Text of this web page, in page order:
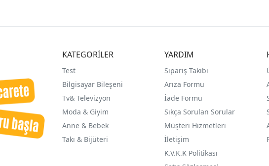
KATEGORİLER
Test
Bilgisayar Bileşeni
Tv& Televizyon
Moda & Giyim
Anne & Bebek
Takı & Bijüteri
YARDIM
Sipariş Takibi
Arıza Formu
İade Formu
Sıkça Sorulan Sorular
Müşteri Hizmetleri
İletişim
K.V.K.K Politikası